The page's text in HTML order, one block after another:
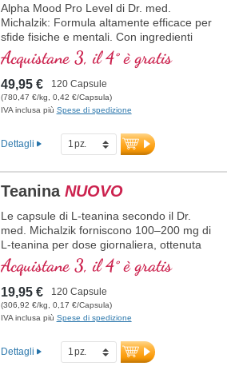
Alpha Mood Pro Level di Dr. med.
Michalzik: Formula altamente efficace per
sfide fisiche e mentali. Con ingredienti
potenti come Ashwagandha, Maca,
Cordyceps e vitamina B12 bioattiva,
questo prodotto supporta la normale
funzione del sistema nervoso, la psiche e
il metabolismo energetico. La vitamina
affaticamento. La Teanina promuove la
produzione di onde alfa nel cervello, attive
chiarezza mentale e focalizzazione.
Vegano, senza additivi e prodotto in
Germania – con oltre 20 anni di
esperienza nello sviluppo di nutrienti.
Sigillatura senza alluminio garantisce la
massima purezza e qualità.
ulteriori informazioni su Alpha Mood
Pro Level
Acquistane 3, il 4° è gratis
49,95 € 120 Capsule
(780,47 €/kg, 0,42 €/Capsula)
IVA inclusa più Spese di spedizione
Dettagli
Teanina NUOVO
Le capsule di L-teanina secondo il Dr.
med. Michalzik forniscono 100–200 mg di
L-teanina per dose giornaliera, ottenuta
da un estratto di tè verde di alta qualità e
a basso contenuto di caffeina, e
contengono inoltre magnesio in forma
organica (bisglicinato di magnesio). Il tè
verde (Camellia sinensis) è apprezzato in
contenuto di L-teanina – un amminoacido
naturale presente esclusivamente in
Acquistane 3, il 4° è gratis
19,95 € 120 Capsule
(306,92 €/kg, 0,17 €/Capsula)
IVA inclusa più Spese di spedizione
Dettagli